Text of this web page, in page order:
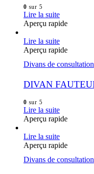
0 sur 5
Lire la suite
Aperçu rapide
Lire la suite
Aperçu rapide
Divans de consultation
DIVAN
0 sur 5
Lire la suite
Aperçu rapide
Lire la suite
Aperçu rapide
Divans de consultation